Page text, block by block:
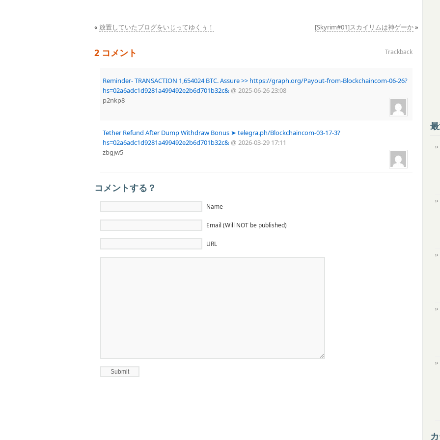
« 放置していたブログをいじってゆくぅ！ [Skyrim#01]スカイリムは神ゲーか»
Trackback
2 コメント
Reminder- TRANSACTION 1,654024 BTC. Assure >> https://graph.org/Payout-from-Blockchaincom-06-26?
hs=02a6adc1d9281a499492e2b6d701b32c& @ 2025-06-26 23:08
p2nkp8
Tether Refund After Dump Withdraw Bonus ➤ telegra.ph/Blockchaincom-03-17-3?
hs=02a6adc1d9281a499492e2b6d701b32c& @ 2026-03-29 17:11
zbgjw5
コメントする？
Name
Email (Will NOT be published)
URL